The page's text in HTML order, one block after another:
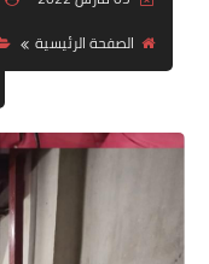
الصفحة الرئيسية